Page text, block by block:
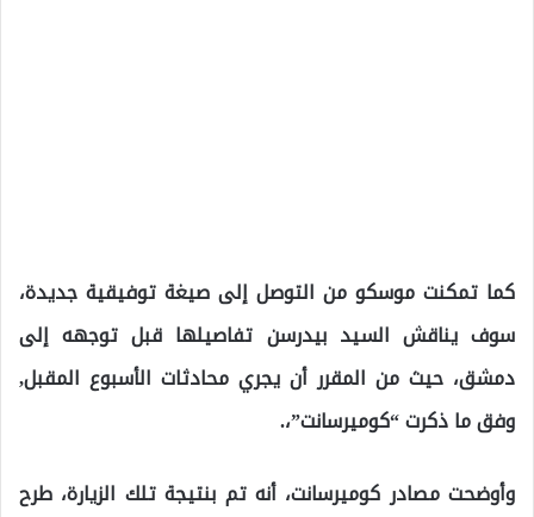
كما تمكنت موسكو من التوصل إلى صيغة توفيقية جديدة،
سوف يناقش السيد بيدرسن تفاصيلها قبل توجهه إلى
دمشق، حيث من المقرر أن يجري محادثات الأسبوع المقبل,
وفق ما ذكرت “كوميرسانت”،.
وأوضحت مصادر كوميرسانت، أنه تم بنتيجة تلك الزيارة، طرح